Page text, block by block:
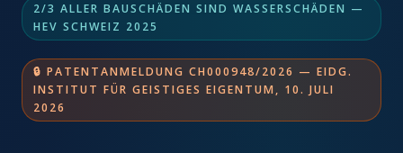
2/3 ALLER BAUSCHÄDEN SIND WASSERSCHÄDEN —
HEV SCHWEIZ 2025
🔒 PATENTANMELDUNG CH000948/2026 — EIDG.
INSTITUT FÜR GEISTIGES EIGENTUM, 10. JULI
2026